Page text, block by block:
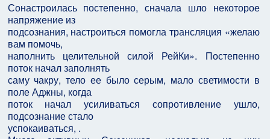
Сонастроилась постепенно, сначала шло некоторое
напряжение из
подсознания, настроиться помогла трансляция «желаю
вам помочь,
наполнить целительной силой РейКи». Постепенно
поток начал заполнять
саму чакру, тело ее было серым, мало светимости в
поле Аджны, когда
поток начал усиливаться сопротивление ушло,
подсознание стало
успокаиваться, .